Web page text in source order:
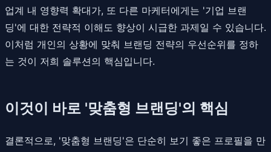
업계 내 영향력 확대가, 또 다른 마케터에게는 '기업 브랜
딩'에 대한 전략적 이해도 향상이 시급한 과제일 수 있습니다.
이처럼 개인의 상황에 맞춰 브랜딩 전략의 우선순위를 정하
는 것이 저희 솔루션의 핵심입니다.
이것이 바로 '맞춤형 브랜딩'의 핵심
결론적으로, '맞춤형 브랜딩'은 단순히 보기 좋은 프로필을 만